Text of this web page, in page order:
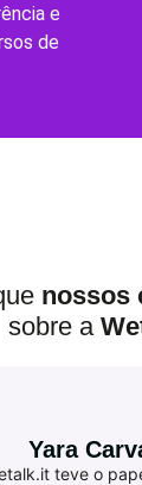
e
de
nossos
sobre a
Yara
teve o